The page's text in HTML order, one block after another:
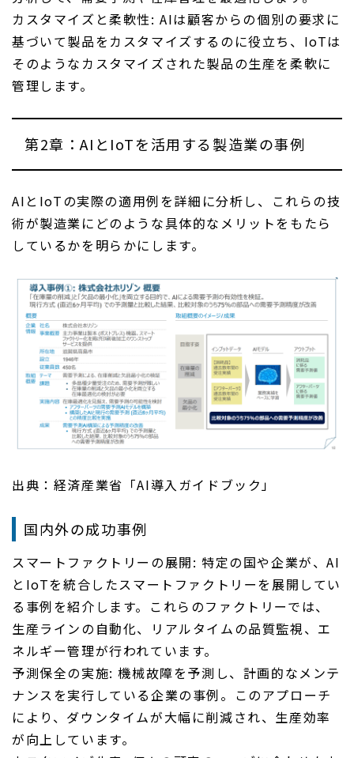
カスタマイズと柔軟性: AIは顧客からの個別の要求に
基づいて製品をカスタマイズするのに役立ち、IoTは
そのようなカスタマイズされた製品の生産を柔軟に
管理します。
第2章：AIとIoTを活用する製造業の事例
AIとIoTの実際の適用例を詳細に分析し、これらの技
術が製造業にどのような具体的なメリットをもたら
しているかを明らかにします。
出典：経済産業省「AI導入ガイドブック」
国内外の成功事例
スマートファクトリーの展開: 特定の国や企業が、AI
とIoTを統合したスマートファクトリーを展開してい
る事例を紹介します。これらのファクトリーでは、
生産ラインの自動化、リアルタイムの品質監視、エ
ネルギー管理が行われています。
予測保全の実施: 機械故障を予測し、計画的なメンテ
ナンスを実行している企業の事例。このアプローチ
により、ダウンタイムが大幅に削減され、生産効率
が向上しています。